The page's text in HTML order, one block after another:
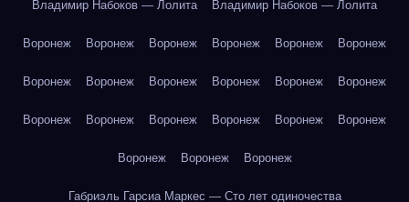
Владимир Набоков — Лолита Владимир Набоков — Лолита
Воронеж Воронеж Воронеж Воронеж Воронеж Воронеж
Воронеж Воронеж Воронеж Воронеж Воронеж Воронеж
Воронеж Воронеж Воронеж Воронеж Воронеж Воронеж
Воронеж Воронеж Воронеж
Габриэль Гарсиа Маркес — Сто лет одиночества